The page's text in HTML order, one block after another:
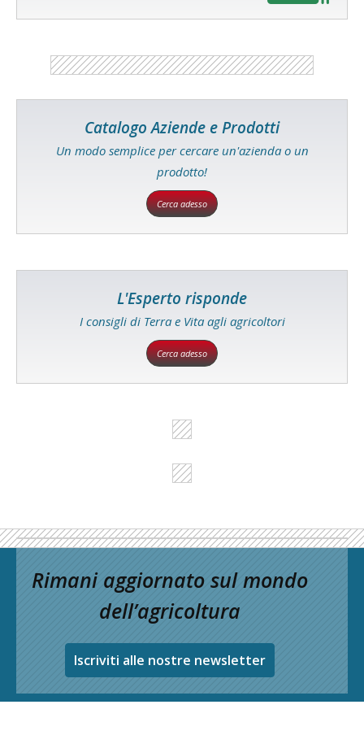
Catalogo Aziende e Prodotti
Un modo semplice per cercare un'azienda o un
prodotto!
Cerca adesso
L'Esperto risponde
I consigli di Terra e Vita agli agricoltori
Cerca adesso
Rimani aggiornato sul mondo
dell’agricoltura
Iscriviti alle nostre newsletter